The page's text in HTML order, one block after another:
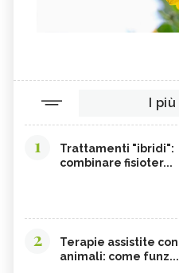
I
1
Trattamenti "ibridi":
combinare fisioter...
2
Terapie assistite con
animali: come funz...